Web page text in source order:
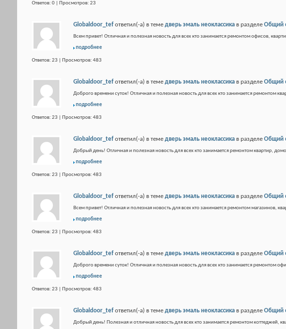
Ответов: 0 | Просмотров: 23
Globaldoor_tef ответил(-а) в теме дверь эмаль неоклассика в разделе Общий
Всем привет! Отличная и полезная новость для всех кто занимается ремонтом офисов,
подробнее
Ответов: 23 | Просмотров: 483
Globaldoor_tef ответил(-а) в теме дверь эмаль неоклассика в разделе Общий
Доброго времени суток! Отличная и полезная новость для всех кто занимается ремонтом
подробнее
Ответов: 23 | Просмотров: 483
Globaldoor_tef ответил(-а) в теме дверь эмаль неоклассика в разделе Общий
Добрый день! Отличная и полезная новость для всех кто занимается ремонтом квартир,
подробнее
Ответов: 23 | Просмотров: 483
Globaldoor_tef ответил(-а) в теме дверь эмаль неоклассика в разделе Общий
Всем привет! Отличная и полезная новость для всех кто занимается ремонтом магазинов,
подробнее
Ответов: 23 | Просмотров: 483
Globaldoor_tef ответил(-а) в теме дверь эмаль неоклассика в разделе Общий
Доброго времени суток! Отличная и полезная новость для всех кто занимается ремонтом
подробнее
Ответов: 23 | Просмотров: 483
Globaldoor_tef ответил(-а) в теме дверь эмаль неоклассика в разделе Общий
Добрый день! Полезная и отличная новость для всех кто занимается ремонтом коттеджей,